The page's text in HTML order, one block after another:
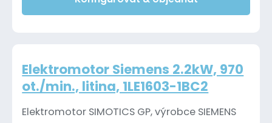
Elektromotor Siemens 2.2kW, 970
ot./min., litina, 1LE1603-1BC2
Elektromotor SIMOTICS GP, výrobce SIEMENS